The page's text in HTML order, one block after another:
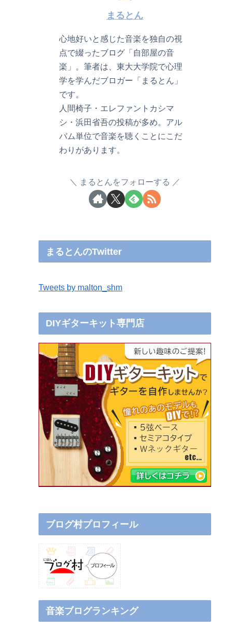
まるとん
心地好いと感じた音楽を独自の視
点で綴ったブログ「自部屋の音
楽」。筆者は、東大大学院で心理
学を学んだブロガー「まるとん」
です。
人間椅子・エレファントカシマ
シ・浜田省吾の投稿が多め。アル
バム単位で音楽を聴くことにこだ
わりがあります。
まるとんをフォローする
まるとんのTwitter
Tweets by malton_shm
DIYギターキット専門店
ブログ村プロフィール
音楽ブログランキング